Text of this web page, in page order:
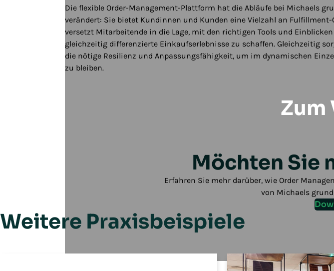
Zum
Die flexible Order-Management-Plattform hat die Abläufe bei Michaels
verändert: Sie bietet Kundinnen und Kunden eine Vielzahl an
versetzt Mitarbeitende in die Lage, mit den richtigen Tools und
gleichzeitig differenzierte Einkaufserlebnisse zu schaffen. Gleichzeitig
die nötige Resilienz und Anpassungsfähigkeit, um im dynamischen
zu bleiben.
Möchten Sie
Erfahren Sie mehr darüber, wie Order
von Michaels
Weitere Praxisbeispiele